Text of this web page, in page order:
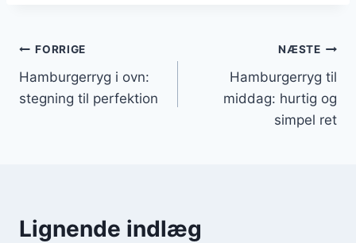
Indlægsnavigation
FORRIGE
Hamburgerryg i ovn:
stegning til perfektion
NÆSTE
Hamburgerryg til
middag: hurtig og
simpel ret
Lignende indlæg